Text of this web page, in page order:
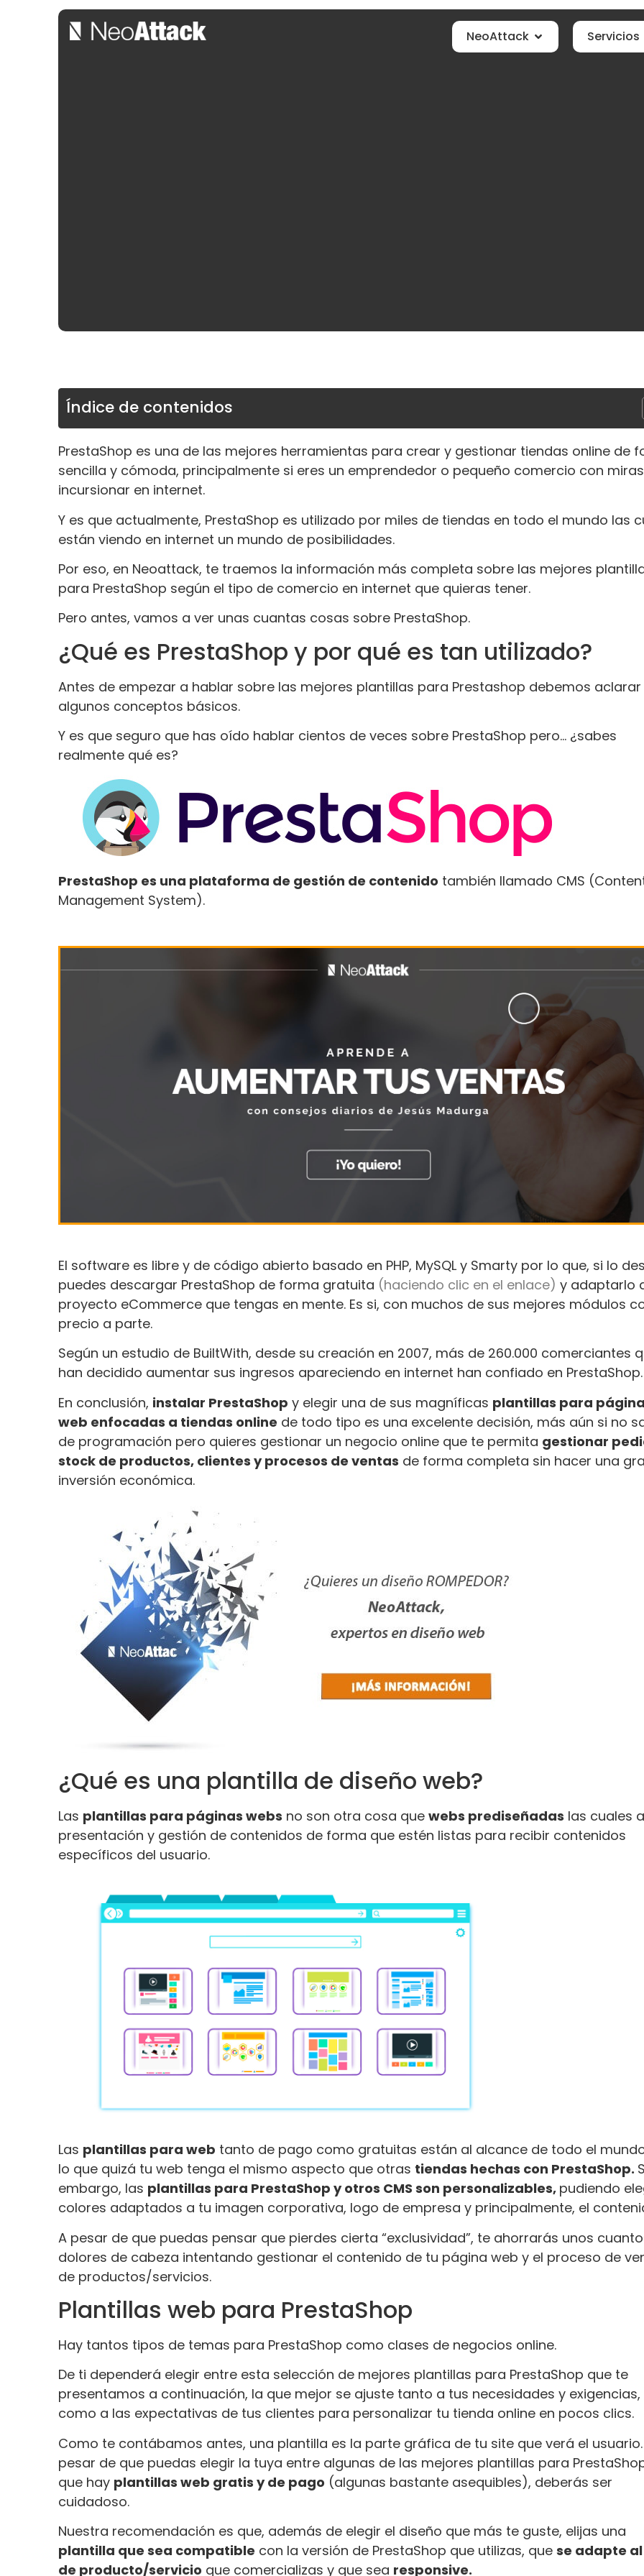
NeoAttack Servicios
Índice de contenidos
PrestaShop es una de las mejores herramientas para crear y gestionar tiendas online de
sencilla y cómoda, principalmente si eres un emprendedor o pequeño comercio con
incursionar en internet.
Y es que actualmente, PrestaShop es utilizado por miles de tiendas en todo el mundo las
están viendo en internet un mundo de posibilidades.
Por eso, en Neoattack, te traemos la información más completa sobre las mejores
para PrestaShop según el tipo de comercio en internet que quieras tener.
Pero antes, vamos a ver unas cuantas cosas sobre PrestaShop.
¿Qué es PrestaShop y por qué es tan utilizado?
Antes de empezar a hablar sobre las mejores plantillas para Prestashop debemos aclarar
algunos conceptos básicos.
Y es que seguro que has oído hablar cientos de veces sobre PrestaShop pero… ¿sabes
realmente qué es?
PrestaShop es una plataforma de gestión de contenido también llamado CMS
Management System).
El software es libre y de código abierto basado en PHP, MySQL y Smarty por lo que, si lo
puedes descargar PrestaShop de forma gratuita (haciendo clic en el enlace) y adaptarlo
proyecto eCommerce que tengas en mente. Es si, con muchos de sus mejores módulos
precio a parte.
Según un estudio de BuiltWith, desde su creación en 2007, más de 260.000 comerciantes
han decidido aumentar sus ingresos apareciendo en internet han confiado en PrestaShop.
En conclusión, instalar PrestaShop y elegir una de sus magníficas plantillas para
web enfocadas a tiendas online de todo tipo es una excelente decisión, más aún si no
de programación pero quieres gestionar un negocio online que te permita gestionar
stock de productos, clientes y procesos de ventas de forma completa sin hacer una
inversión económica.
¿Qué es una plantilla de diseño web?
Las plantillas para páginas webs no son otra cosa que webs prediseñadas las cuales
presentación y gestión de contenidos de forma que estén listas para recibir contenidos
específicos del usuario.
Las plantillas para web tanto de pago como gratuitas están al alcance de todo el
lo que quizá tu web tenga el mismo aspecto que otras tiendas hechas con PrestaShop.
embargo, las plantillas para PrestaShop y otros CMS son personalizables, pudiendo
colores adaptados a tu imagen corporativa, logo de empresa y principalmente, el
A pesar de que puedas pensar que pierdes cierta “exclusividad”, te ahorrarás unos
dolores de cabeza intentando gestionar el contenido de tu página web y el proceso de
de productos/servicios.
Plantillas web para PrestaShop
Hay tantos tipos de temas para PrestaShop como clases de negocios online.
De ti dependerá elegir entre esta selección de mejores plantillas para PrestaShop que te
presentamos a continuación, la que mejor se ajuste tanto a tus necesidades y exigencias,
como a las expectativas de tus clientes para personalizar tu tienda online en pocos clics.
Como te contábamos antes, una plantilla es la parte gráfica de tu site que verá el usuario.
pesar de que puedas elegir la tuya entre algunas de las mejores plantillas para
que hay plantillas web gratis y de pago (algunas bastante asequibles), deberás ser
cuidadoso.
Nuestra recomendación es que, además de elegir el diseño que más te guste, elijas una
plantilla que sea compatible con la versión de PrestaShop que utilizas, que se adapte
de producto/servicio que comercializas y que sea responsive.